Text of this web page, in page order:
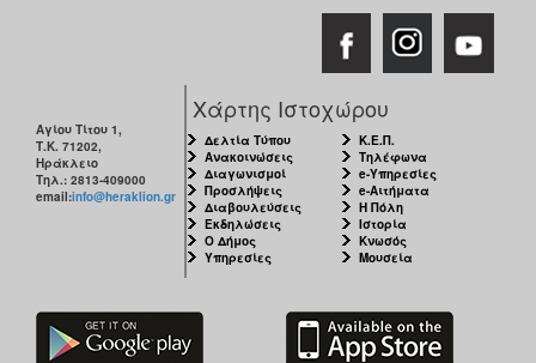
Αγίου Τίτου 1,
Τ.Κ. 71202,
Ηράκλειο
Τηλ.: 2813-409000
email:info@heraklion.gr
Χάρτης Ιστοχώρου
Δελτία Τύπου
Ανακοινώσεις
Διαγωνισμοί
Προσλήψεις
Διαβουλεύσεις
Εκδηλώσεις
Ο Δήμος
Υπηρεσίες
Κ.Ε.Π.
Τηλέφωνα
e-Υπηρεσίες
e-Αιτήματα
Η Πόλη
Ιστορία
Κνωσός
Μουσεία